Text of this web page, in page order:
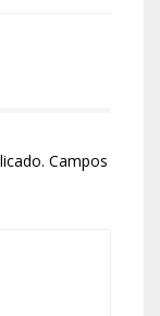
Campos